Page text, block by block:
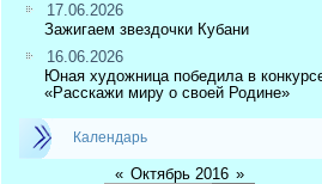
17.06.2026
Зажигаем звездочки Кубани
16.06.2026
Юная художница победила в
«Расскажи миру о своей Родине»
Календарь
« Октябрь 2016 »